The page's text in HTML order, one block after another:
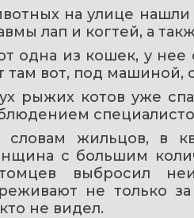
на улице нашли
лап и когтей, а
одна из кошек, у нее
там вот, под машиной,
рыжих котов уже
словам жильцов, в
с большим
выбросил
не только
не видел.